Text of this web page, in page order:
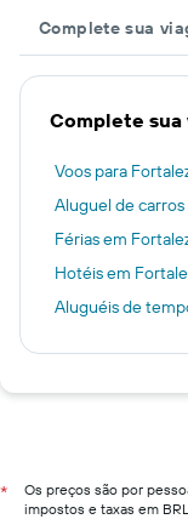
Complete sua
Complete sua
Voos para
Aluguel de
Férias em
Hotéis em
Aluguéis de
*
Os preços são por
impostos e taxas em